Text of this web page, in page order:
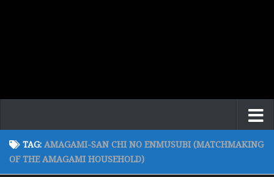
TAG: AMAGAMI-SAN CHI NO ENMUSUBI (MATCHMAKING
OF THE AMAGAMI HOUSEHOLD)